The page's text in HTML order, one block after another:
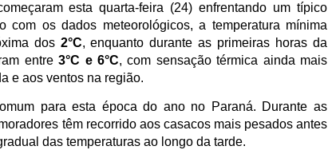
esta quarta-feira (24) enfrentando um típico
com os dados meteorológicos, a temperatura mínima
dos 2°C, enquanto durante as primeiras horas da
entre3°C e 6°C, com sensação térmica ainda mais
e aos ventos na região.
para esta época do ano no Paraná. Durante as
têm recorrido aos casacos mais pesados antes
das temperaturas ao longo da tarde.